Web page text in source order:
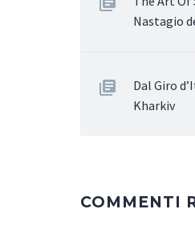
Nastagio
Dal Giro
Kharkiv
COMMENTI